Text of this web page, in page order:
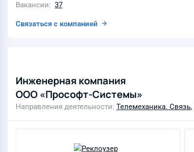
Вакансии 37
Связаться с компанией
Инженерная компания
ООО «Прософт-Системы»
Направления деятельности Телемеханика. Связь,